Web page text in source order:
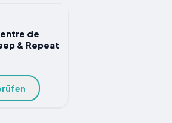
de
& Repeat